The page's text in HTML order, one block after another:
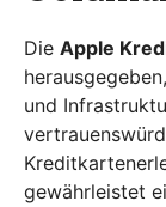
Die Apple
und
gewährleistet